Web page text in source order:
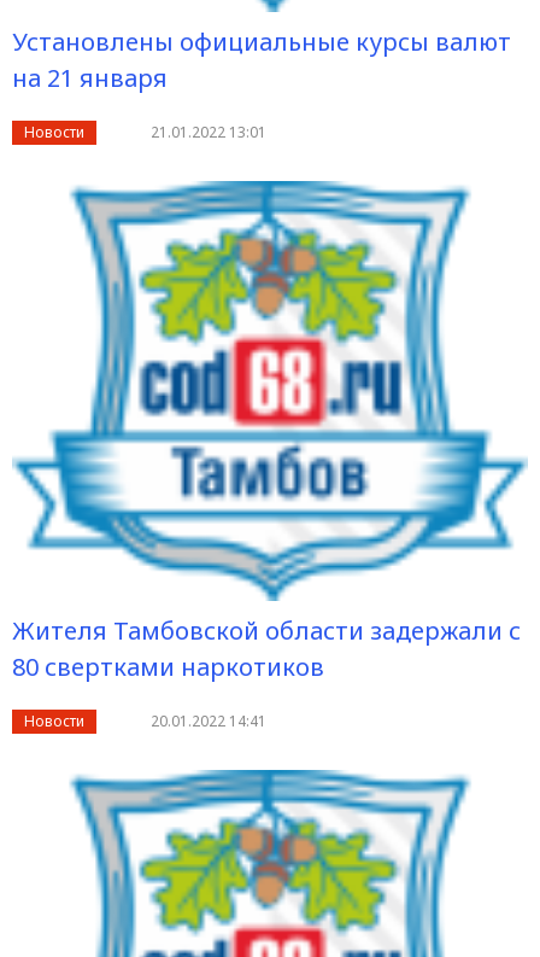
Установлены официальные курсы валют
на 21 января
Новости 21.01.2022 13:01
Жителя Тамбовской области задержали с
80 свертками наркотиков
Новости 20.01.2022 14:41